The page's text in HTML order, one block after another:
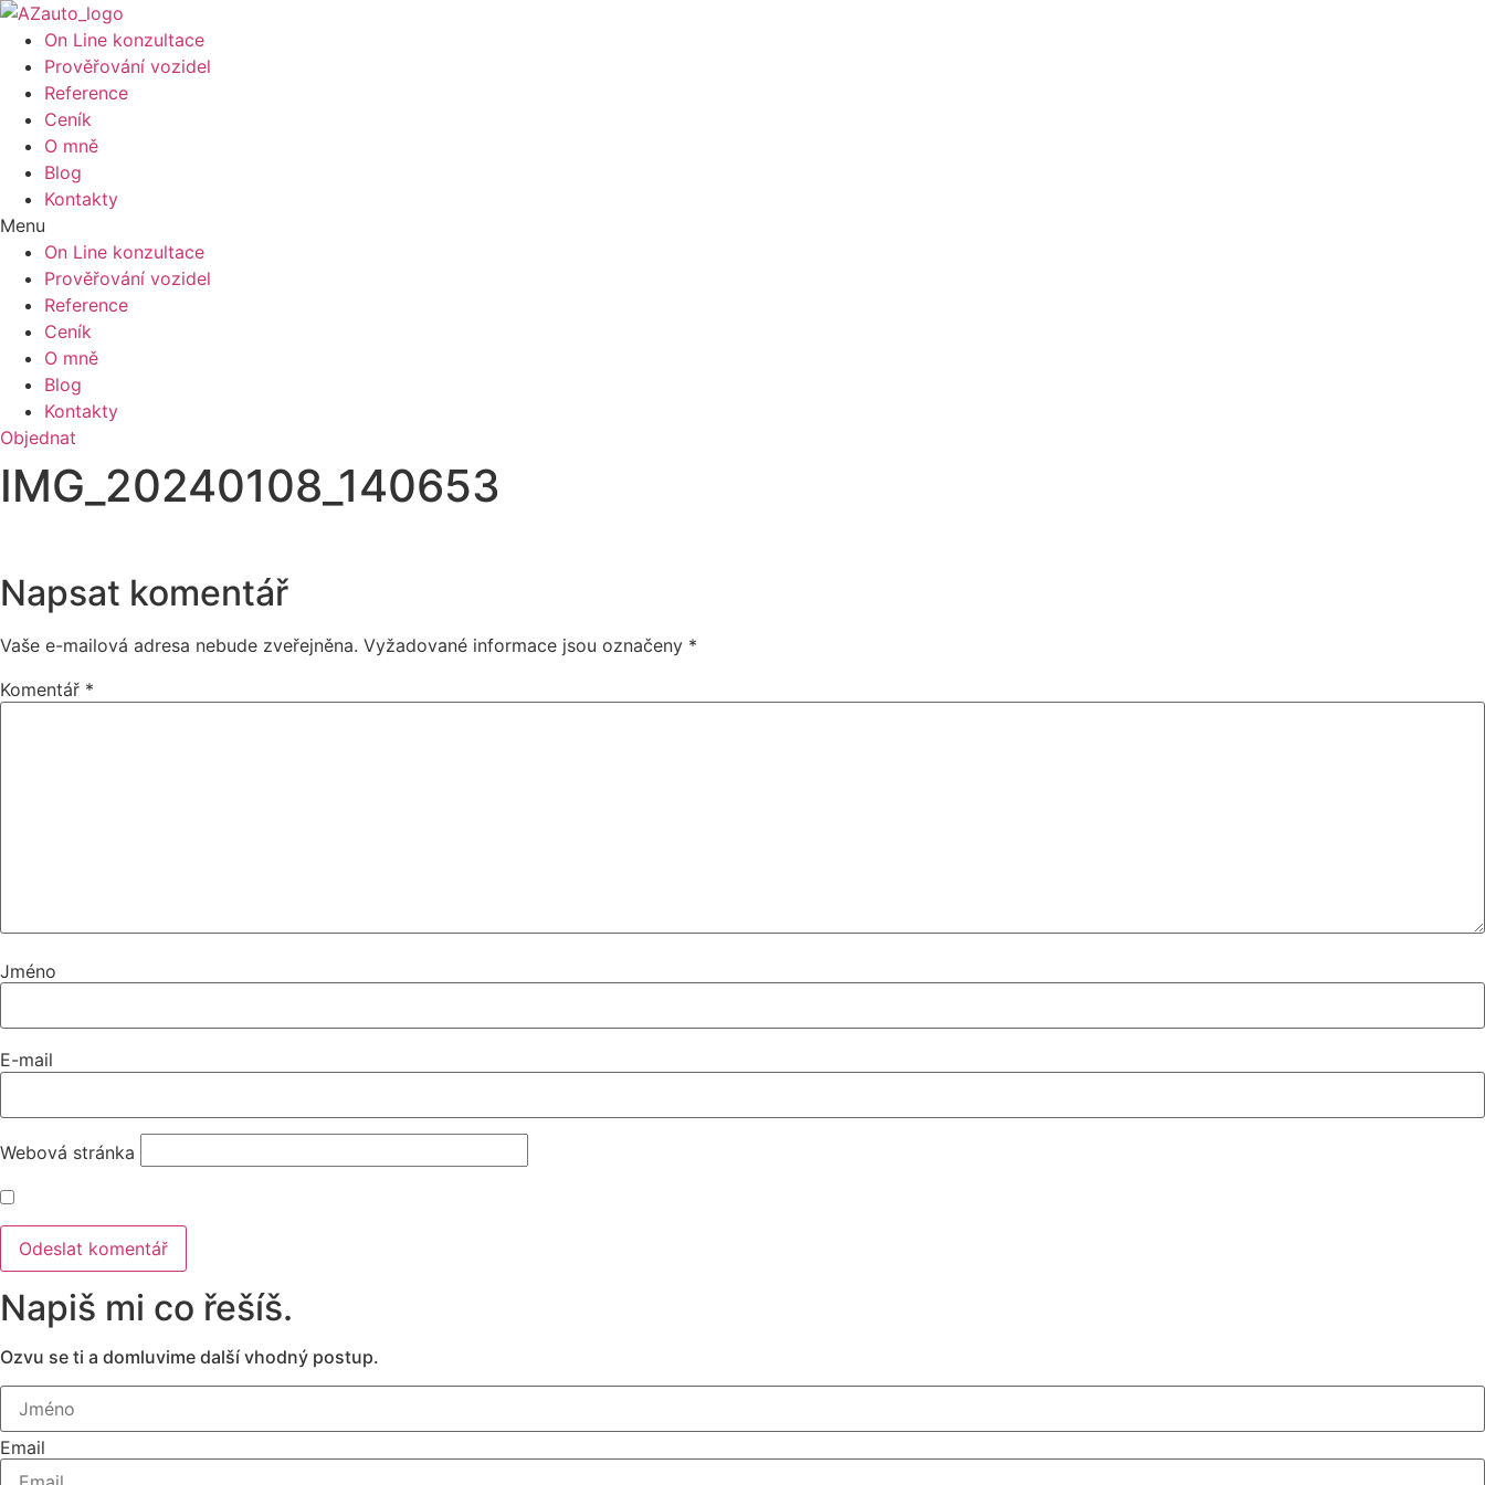
On Line konzultace
Prověřování vozidel
Reference
Ceník
O mně
Blog
Kontakty
Menu
On Line konzultace
Prověřování vozidel
Reference
Ceník
O mně
Blog
Kontakty
Objednat
IMG_20240108_140653
Napsat komentář
Vaše e-mailová adresa nebude zveřejněna. Vyžadované informace jsou označeny *
Komentář *
Jméno
E-mail
Webová stránka
Napiš mi co řešíš.
Ozvu se ti a domluvime další vhodný postup.
Email